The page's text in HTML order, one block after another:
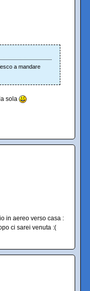
a mandare
sola
in aereo verso casa :
ci sarei venuta :(